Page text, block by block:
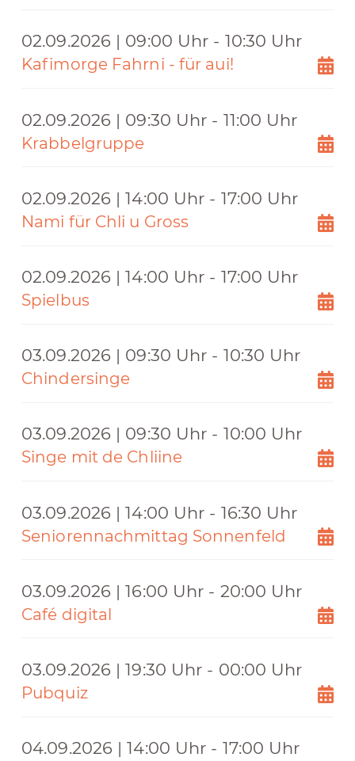
02.09.2026 | 09:00 Uhr - 10:30 Uhr
Kafimorge Fahrni - für aui!
02.09.2026 | 09:30 Uhr - 11:00 Uhr
Krabbelgruppe
02.09.2026 | 14:00 Uhr - 17:00 Uhr
Nami für Chli u Gross
02.09.2026 | 14:00 Uhr - 17:00 Uhr
Spielbus
03.09.2026 | 09:30 Uhr - 10:30 Uhr
Chindersinge
03.09.2026 | 09:30 Uhr - 10:00 Uhr
Singe mit de Chliine
03.09.2026 | 14:00 Uhr - 16:30 Uhr
Seniorennachmittag Sonnenfeld
03.09.2026 | 16:00 Uhr - 20:00 Uhr
Café digital
03.09.2026 | 19:30 Uhr - 00:00 Uhr
Pubquiz
04.09.2026 | 14:00 Uhr - 17:00 Uhr